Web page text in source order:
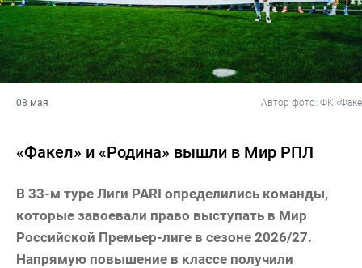
08 мая Автор фото: ФК
«Факел» и «Родина» вышли в Мир РПЛ
В 33-м туре Лиги PARI определились команды,
которые завоевали право выступать в Мир
Российской Премьер-лиге в сезоне 2026/27.
Напрямую повышение в классе получили